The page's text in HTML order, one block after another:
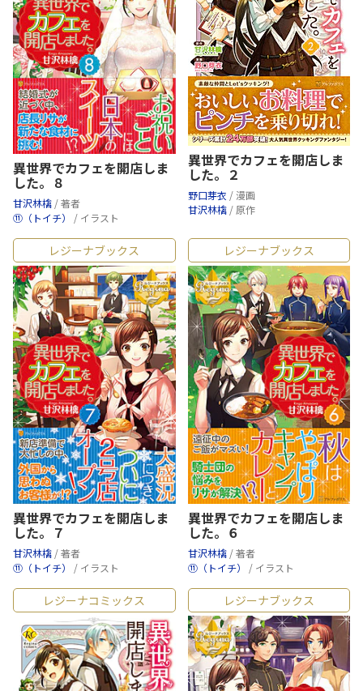
異世界でカフェを開店しま
した。８
甘沢林檎 / 著者
⑪（トイチ） / イラスト
異世界でカフェを開店しま
した。２
野口芽衣 / 漫画
甘沢林檎 / 原作
レジーナブックス
異世界でカフェを開店しま
した。７
甘沢林檎 / 著者
⑪（トイチ） / イラスト
レジーナブックス
異世界でカフェを開店しま
した。６
甘沢林檎 / 著者
⑪（トイチ） / イラスト
レジーナコミックス レジーナブックス